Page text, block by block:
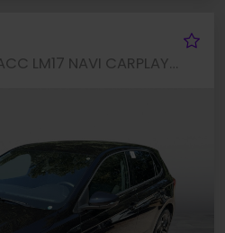
Polo 1.0 R-LINE CAM ACC LM17 NAVI CARPLAY SITZHZ